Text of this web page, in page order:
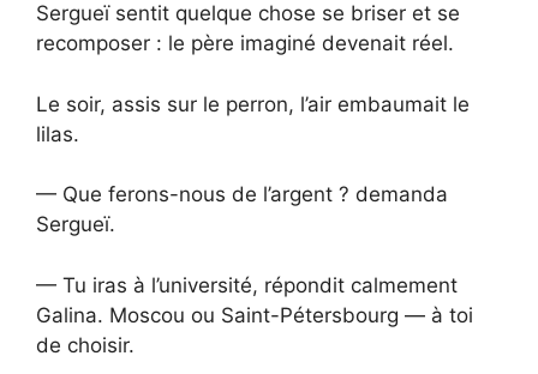
Sergueï sentit quelque chose se briser et se
recomposer : le père imaginé devenait réel.
Le soir, assis sur le perron, l’air embaumait le
lilas.
— Que ferons-nous de l’argent ? demanda
Sergueï.
— Tu iras à l’université, répondit calmement
Galina. Moscou ou Saint-Pétersbourg — à toi
de choisir.